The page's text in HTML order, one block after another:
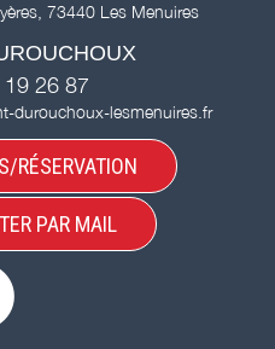
73440 Les Menuires
26 87
durouchoux-lesmenuires.fr
RÉSERVATION
PAR MAIL